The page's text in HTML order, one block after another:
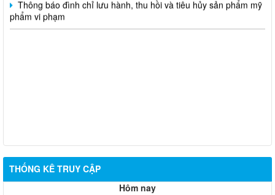
phẩm vi phạm
THỐNG KÊ TRUY CẬP
Hôm nay